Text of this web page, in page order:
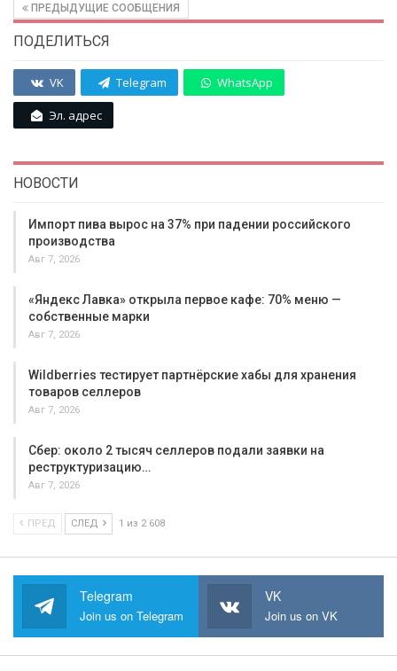
ПРЕДЫДУЩИЕ СООБЩЕНИЯ
ПОДЕЛИТЬСЯ
VK Telegram WhatsApp
Эл. адрес
НОВОСТИ
Импорт пива вырос на 37% при падении российского
производства
Авг 7, 2026
«Яндекс Лавка» открыла первое кафе: 70% меню —
собственные марки
Авг 7, 2026
Wildberries тестирует партнёрские хабы для хранения
товаров селлеров
Авг 7, 2026
Сбер: около 2 тысяч селлеров подали заявки на
реструктуризацию…
Авг 7, 2026
ПРЕД СЛЕД 1 из 2 608
Telegram
Join us on Telegram
VK
Join us on VK